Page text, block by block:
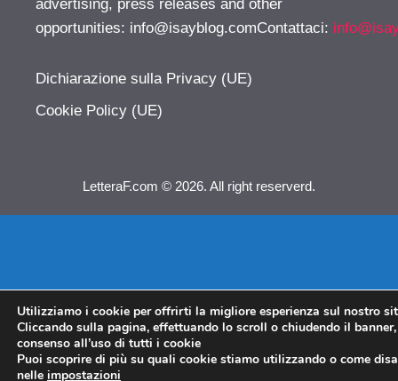
advertising, press releases and other
opportunities: info@isayblog.comContattaci:
Dichiarazione sulla Privacy (UE)
Cookie Policy (UE)
LetteraF.com © 2026. All right reserverd.
Utilizziamo i cookie per offrirti la migliore esperienza sul nostro
Cliccando sulla pagina, effettuando lo scroll o chiudendo il
consenso all’uso di tutti i cookie
Puoi scoprire di più su quali cookie stiamo utilizzando o come
nelle impostazioni